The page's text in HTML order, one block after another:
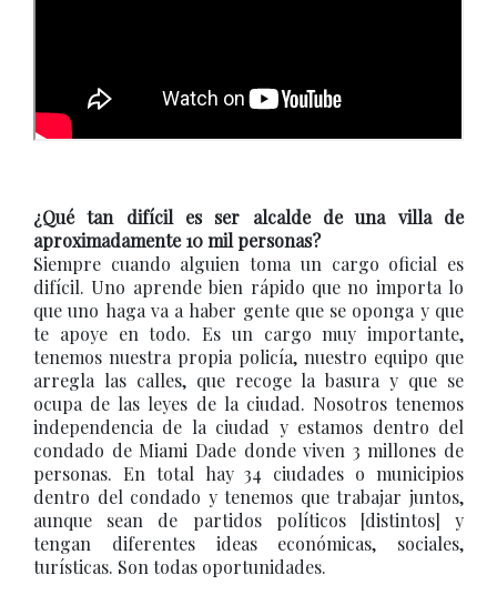
¿Qué tan difícil es ser alcalde de una villa de
aproximadamente 10 mil personas?
Siempre cuando alguien toma un cargo oficial es
difícil. Uno aprende bien rápido que no importa lo
que uno haga va a haber gente que se oponga y que
te apoye en todo. Es un cargo muy importante,
tenemos nuestra propia policía, nuestro equipo que
arregla las calles, que recoge la basura y que se
ocupa de las leyes de la ciudad. Nosotros tenemos
independencia de la ciudad y estamos dentro del
condado de Miami Dade donde viven 3 millones de
personas. En total hay 34 ciudades o municipios
dentro del condado y tenemos que trabajar juntos,
aunque sean de partidos políticos [distintos] y
tengan diferentes ideas económicas, sociales,
turísticas. Son todas oportunidades.